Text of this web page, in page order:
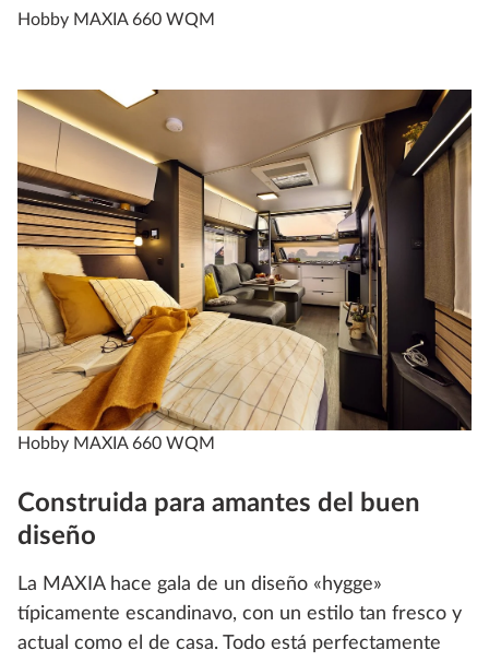
Hobby MAXIA 660 WQM
Hobby MAXIA 660 WQM
Construida para amantes del buen
diseño
La MAXIA hace gala de un diseño «hygge»
típicamente escandinavo, con un estilo tan fresco y
actual como el de casa. Todo está perfectamente